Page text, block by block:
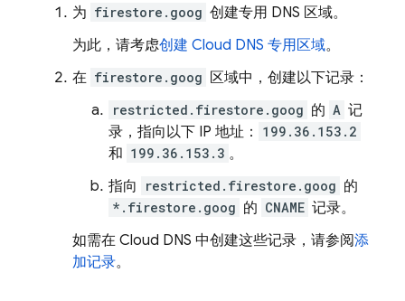
为 firestore.goog 创建专用 DNS 区域。
为此，请考虑创建 Cloud DNS 专用区域。
在 firestore.goog 区域中，创建以下记录：
restricted.firestore.goog 的 A 记
录，指向以下 IP 地址：
199.36.153.2
和 199.36.153.3 。
指向
restricted.firestore.goog 的
*.firestore.goog 的 CNAME 记录。
如需在 Cloud DNS 中创建这些记录，请参阅添
加记录。